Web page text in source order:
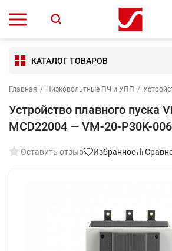
КАТАЛОГ ТОВАРОВ
Главная / Низковольтные ПЧ и УПП /
Устройство плавного пуска
MCD22004 — VM-20-P30K-
Оставить отзыв Избранное